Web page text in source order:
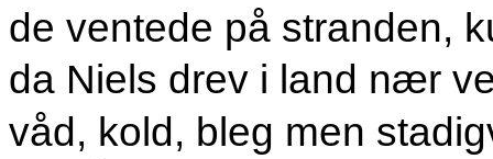
de ventede på stranden,
da Niels drev i land nær
våd, kold, bleg men